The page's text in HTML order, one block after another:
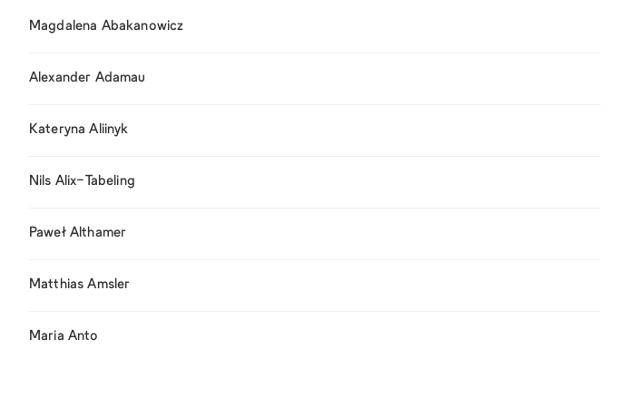
Magdalena Abakanowicz
Alexander Adamau
Kateryna Aliinyk
Nils Alix-Tabeling
Paweł Althamer
Matthias Amsler
Maria Anto